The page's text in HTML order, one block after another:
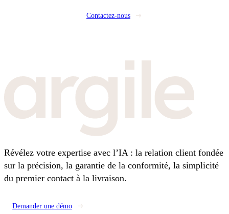
Contactez-nous
Révélez votre expertise avec l’IA : la relation client fondée
sur la précision, la garantie de la conformité, la simplicité
du premier contact à la livraison.
Demander une démo